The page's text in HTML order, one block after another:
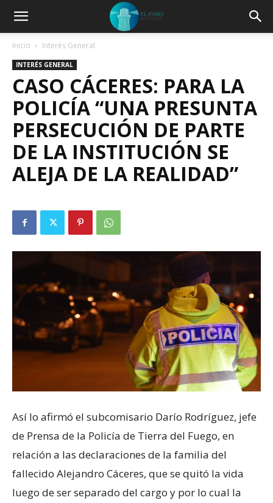
Inicio Interés General
INTERÉS GENERAL
CASO CÁCERES: PARA LA
POLICÍA “UNA PRESUNTA
PERSECUCIÓN DE PARTE
DE LA INSTITUCIÓN SE
ALEJA DE LA REALIDAD”
Así lo afirmó el subcomisario Darío Rodríguez, jefe
de Prensa de la Policía de Tierra del Fuego, en
relación a las declaraciones de la familia del
fallecido Alejandro Cáceres, que se quitó la vida
luego de ser separado del cargo y por lo cual la